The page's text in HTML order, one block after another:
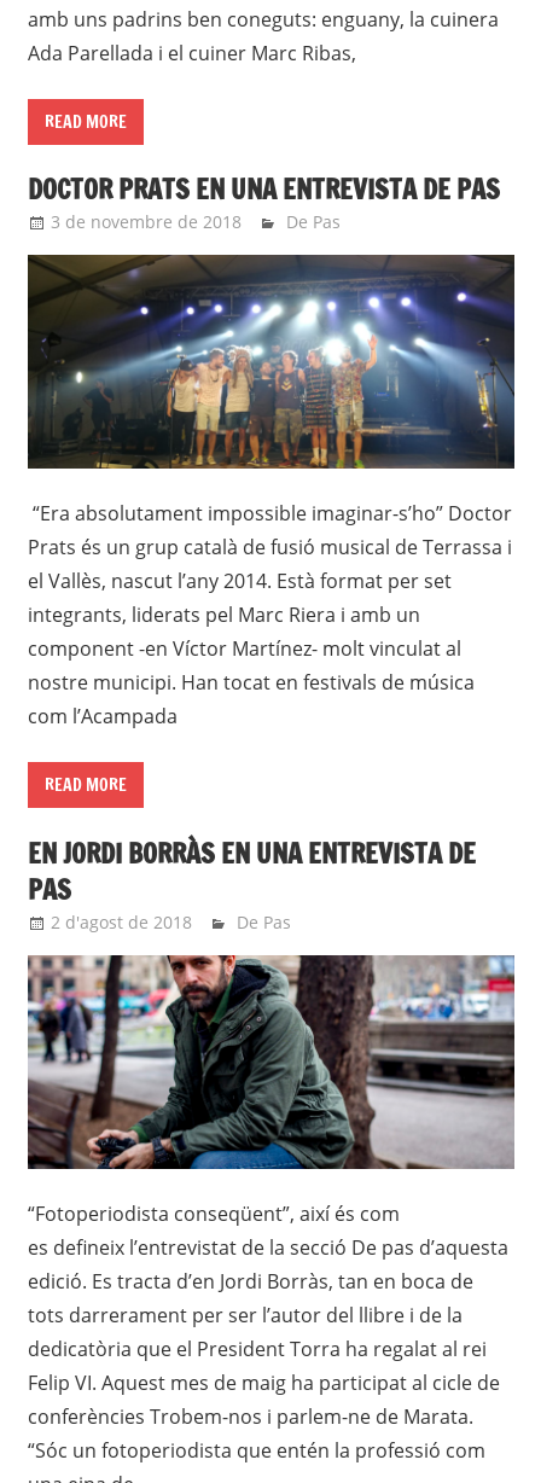
amb uns padrins ben coneguts: enguany, la cuinera
Ada Parellada i el cuiner Marc Ribas,
READ MORE
DOCTOR PRATS EN UNA ENTREVISTA DE PAS
3 de novembre de 2018 Eli
De Pas
“Era absolutament impossible imaginar-s’ho” Doctor
Prats és un grup català de fusió musical de Terrassa i
el Vallès, nascut l’any 2014. Està format per set
integrants, liderats pel Marc Riera i amb un
component -en Víctor Martínez- molt vinculat al
nostre municipi. Han tocat en festivals de música
com l’Acampada
READ MORE
EN JORDI BORRÀS EN UNA ENTREVISTA DE
PAS
2 d'agost de 2018 Eli
De Pas
“Fotoperiodista conseqüent”, així és com
es defineix l’entrevistat de la secció De pas d’aquesta
edició. Es tracta d’en Jordi Borràs, tan en boca de
tots darrerament per ser l’autor del llibre i de la
dedicatòria que el President Torra ha regalat al rei
Felip VI. Aquest mes de maig ha participat al cicle de
conferències Trobem-nos i parlem-ne de Marata.
“Sóc un fotoperiodista que entén la professió com